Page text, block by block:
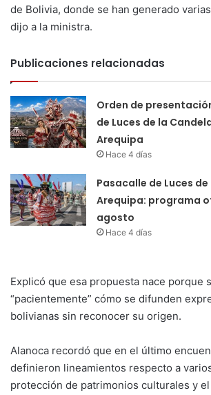
de Bolivia, donde se han generado
dijo a la ministra.
Publicaciones relacionadas
Orden de
de Luces de la
Arequipa
Hace 4 días
Pasacalle de Luces
Arequipa: programa
agosto
Hace 4 días
Explicó que esa propuesta nace porque
“pacientemente” cómo se difunden
bolivianas sin reconocer su origen.
Alanoca recordó que en el último
definieron lineamientos respecto a
protección de patrimonios culturales y